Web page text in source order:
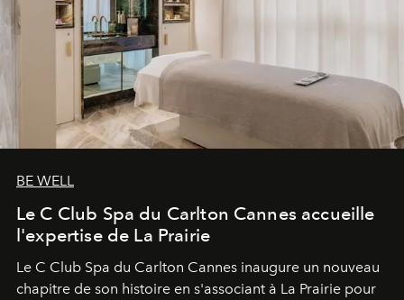
BE WELL
Le C Club Spa du Carlton Cannes accueille
l'expertise de La Prairie
Le C Club Spa du Carlton Cannes inaugure un nouveau
chapitre de son histoire en s'associant à La Prairie pour